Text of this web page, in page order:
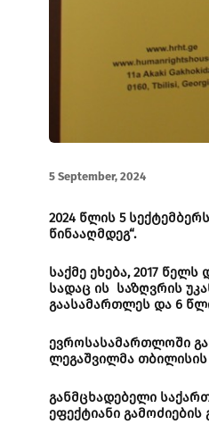
5 September, 2024
2024 წლის 5
წინააღმდეგ“.
საქმე ეხება, 2017
სადაც ის საზღვრის
გაასამართლეს და 6
ევროსასამართლოში
ლეგაშვილმა
განმცხადებელი
ეფექტიანი